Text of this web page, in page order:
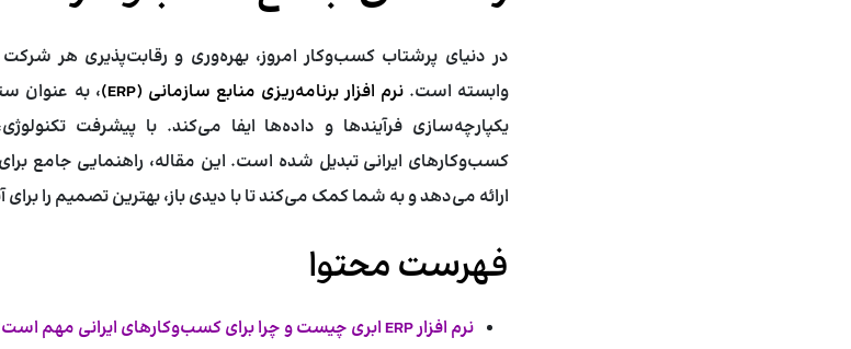
در دنیای پرشتاب کسب‌وکار امروز، بهره‌وری و رقابت‌پذیری هر
وابسته است.نرم افزار برنامه‌ریزی منابع سازمانی (ERP)
، به عنوان
یکپارچه‌سازی فرآیندها و داده‌ها ایفا می‌کند. با پیشرفت
کسب‌وکارهای ایرانی تبدیل شده است. این مقاله، راهنمایی جامع برای
ارائه می‌دهد و به شما کمک می‌کند تا با دیدی باز، بهترین تصمیم را برای
فهرست محتوا
نرم افزار ERP ابری چیست و چرا برای کسب‌وکارهای ایرانی مهم است؟